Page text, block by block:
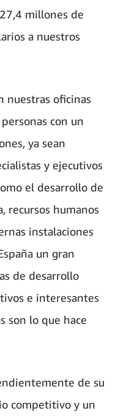
millones de
a nuestros
nuestras oficinas
con un
ya sean
y ejecutivos
el desarrollo de
recursos humanos
instalaciones
un gran
de desarrollo
e interesantes
son lo que hace
de su
competitivo y un